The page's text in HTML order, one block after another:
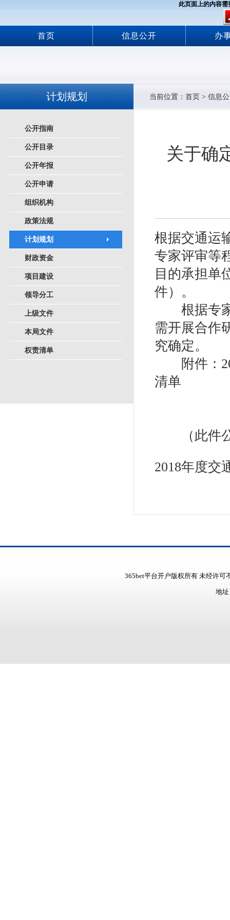
此页面上的内容需
首页 信息公开 办
计划规划
公开指南
公开目录
公开年报
公开申请
组织机构
政策法规
计划规划
财政资金
项目建设
领导分工
上级文件
本局文件
权责清单
当前位置： 首页 > 信息
关于确
根据交通运
专家评审等
目的承担单
件）。
根据专家
需开展合作
究确定。
附件：
清单
（此件公
2018年度交
365bet平台开户版权所有 未经许可
地